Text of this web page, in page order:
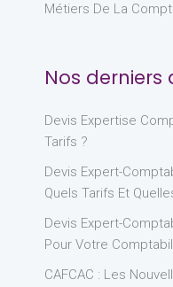
Métiers De La
Nos derniers
Devis Expertise
Tarifs ?
Devis Expert-
Quels Tarifs Et
Devis Expert-
Pour Votre
CAFCAC : Les